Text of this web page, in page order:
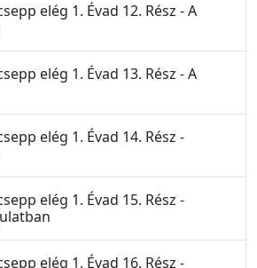
elég 1. Évad 12. Rész - A
elég 1. Évad 13. Rész - A
elég 1. Évad 14. Rész -
elég 1. Évad 15. Rész -
elég 1. Évad 16. Rész -